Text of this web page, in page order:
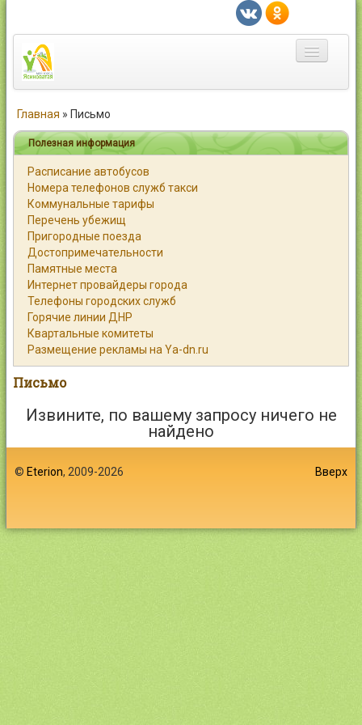
Город
Статьи
Каталог
Справочник
Работа
Объявления
Помощь
Контакты
Войти
Главная » Письмо
Полезная информация
Расписание автобусов
Номера телефонов служб такси
Коммунальные тарифы
Перечень убежищ
Пригородные поезда
Достопримечательности
Памятные места
Интернет провайдеры города
Телефоны городских служб
Горячие линии ДНР
Квартальные комитеты
Размещение рекламы на Ya-dn.ru
Письмо
Извините, по вашему запросу ничего не
найдено
© Eterion, 2009-2026 Вверх